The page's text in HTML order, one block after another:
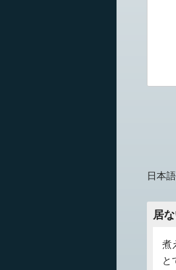
日本
居
煮
と